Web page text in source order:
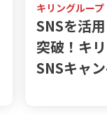
リングループ
を活用し、
破！キリンに
キャンペーン